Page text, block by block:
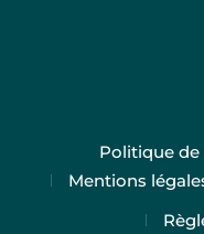
Politique
Mentions